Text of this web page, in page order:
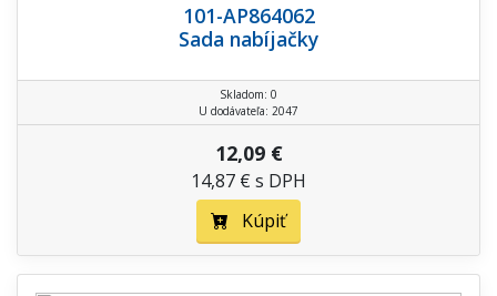
101-AP864062
Sada nabíjačky
Skladom: 0
U dodávateľa: 2047
12,09 €
14,87 € s DPH
Kúpiť